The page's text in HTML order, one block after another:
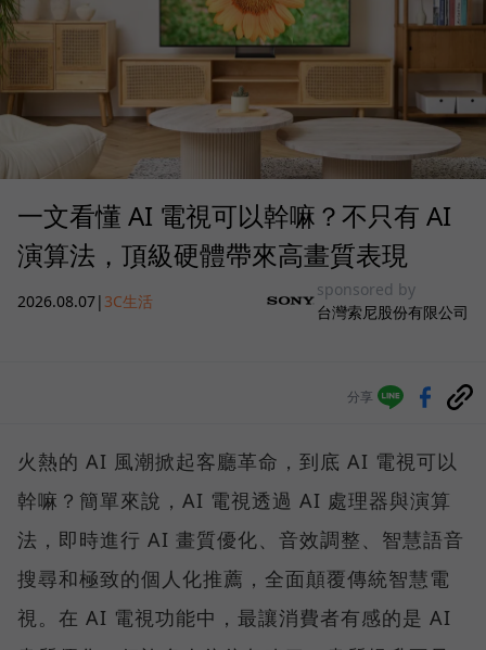
一文看懂 AI 電視可以幹嘛？不只有 AI
演算法，頂級硬體帶來高畫質表現
2026.08.07| 3C生活
sponsored by
台灣索尼股份有限公司
分享
火熱的 AI 風潮掀起客廳革命，到底 AI 電視可以
幹嘛？簡單來說，AI 電視透過 AI 處理器與演算
法，即時進行 AI 畫質優化、音效調整、智慧語音
搜尋和極致的個人化推薦，全面顛覆傳統智慧電
視。在 AI 電視功能中，最讓消費者有感的是 AI